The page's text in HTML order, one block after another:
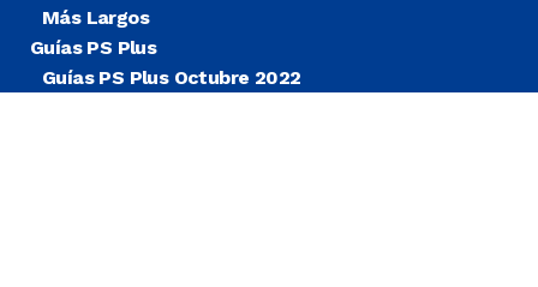
Más Largos
Guías PS Plus
Guías PS Plus Octubre 2022